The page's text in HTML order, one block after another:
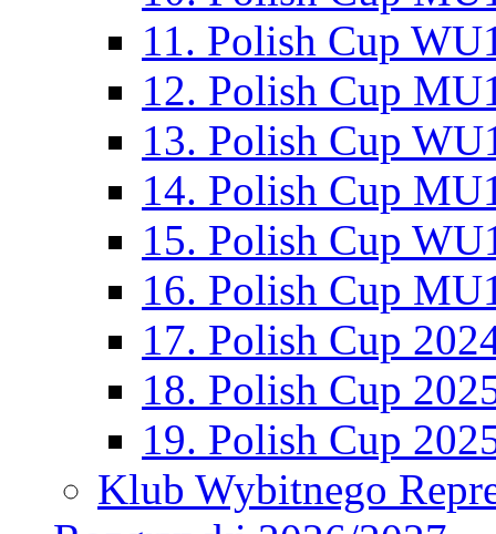
11. Polish Cup
12. Polish Cup
13. Polish Cup
14. Polish Cup
15. Polish Cup
16. Polish Cup
17. Polish Cup
18. Polish Cup
19. Polish Cup
Klub Wybitnego